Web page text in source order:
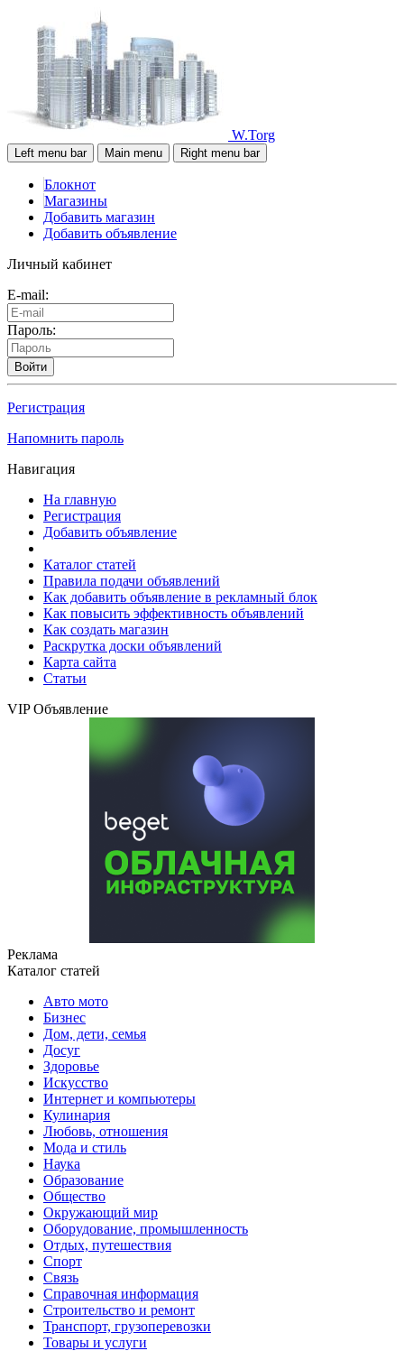
W.Torg
Left menu bar Main menu Right menu bar
Блокнот
Магазины
Добавить магазин
Добавить объявление
Личный кабинет
E-mail:
Пароль:
Войти
Регистрация
Напомнить пароль
Навигация
На главную
Регистрация
Добавить объявление
Каталог статей
Правила подачи объявлений
Как добавить объявление в рекламный блок
Как повысить эффективность объявлений
Как создать магазин
Раскрутка доски объявлений
Карта сайта
Статьи
VIP Объявление
Реклама
Каталог статей
Авто мото
Бизнес
Дом, дети, семья
Досуг
Здоровье
Искусство
Интернет и компьютеры
Кулинария
Любовь, отношения
Мода и стиль
Наука
Образование
Общество
Окружающий мир
Оборудование, промышленность
Отдых, путешествия
Спорт
Связь
Справочная информация
Строительство и ремонт
Транспорт, грузоперевозки
Товары и услуги